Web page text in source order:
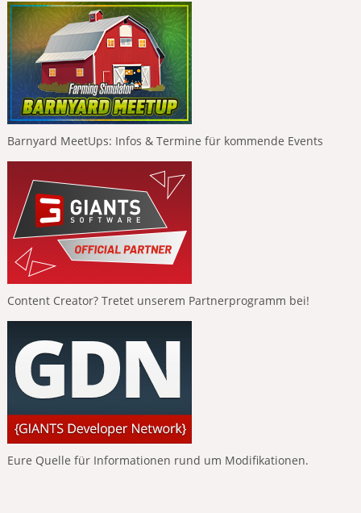
Barnyard MeetUps: Infos & Termine für kommende Events
Content Creator? Tretet unserem Partnerprogramm bei!
Eure Quelle für Informationen rund um Modifikationen.